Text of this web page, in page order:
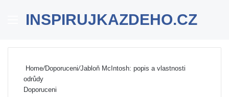
Menu
INSPIRUJKAZDEHO.CZ
Home/Doporuceni/Jabloň McIntosh: popis a vlastnosti
odrůdy
Doporuceni